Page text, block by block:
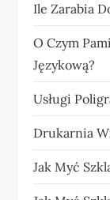
Ile Zarabia
O Czym
Językową?
Usługi
Drukarnia
Jak Myć